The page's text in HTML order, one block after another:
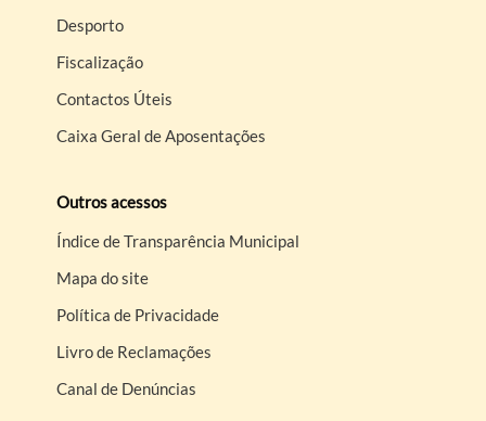
Desporto
Fiscalização
Contactos Úteis
Caixa Geral de Aposentações
Outros acessos
Índice de Transparência Municipal
Mapa do site
Política de Privacidade
Livro de Reclamações
Canal de Denúncias